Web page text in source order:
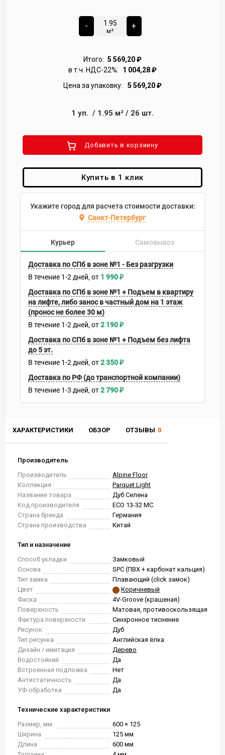
ХАРАКТЕРИСТИКИ ОБЗОР ОТЗЫВЫ 0
Производитель
Производитель
Alpine Floor
Коллекция
Parquet Light
Название товара
Дуб Селена
Код производителя
ЕСО 13-32 MC
Страна бренда
Германия
Страна производства
Китай
Тип и назначение
Способ укладки
Замковый
Основа
SPC (ПВХ + карбонат кальция)
Тип замка
Плавающий (click замок)
Цвет
Коричневый
Фаска
4V-Groove (крашеная)
Поверхность
Матовая, противоскользящая
Фактура поверхности
Синхронное тиснение
Рисунок
Дуб
Тип рисунка
Английская ёлка
Дизайн / имитация
Дерево
Водостойкий
Да
Встроенная подложка
Нет
Антистатичность
Да
УФ-обработка
Да
Технические характеристики
Размер, мм.
600 × 125
Ширина
125 мм
Длина
600 мм
-
м²
+
Итого: 5 569,20₽
в т.ч. НДС-22%:
1 004,28₽
Цена за упаковку:
5 569,20₽
1 уп. / 1.95 м² / 26 шт.
Добавить в корзиину
Купить в 1 клик
Укажите город для расчета стоимости доставки:
Санкт-Петербург
Курьер Самовывоз
Доставка по СПб в зоне №1 - Без разгрузки
В течение 1-2 дней 1 990₽
Доставка по СПб в зоне №1 + Подъем в квартиру
на лифте, либо занос в частный дом на 1 этаж
(пронос не более 30 м)
В течение 1-2 дней 2 190₽
Доставка по СПб в зоне №1 + Подъем без лифта
до 5 эт.
В течение 1-2 дней 2 350₽
Доставка по РФ (до транспортной компании)
В течение 1-3 дней 2 790₽